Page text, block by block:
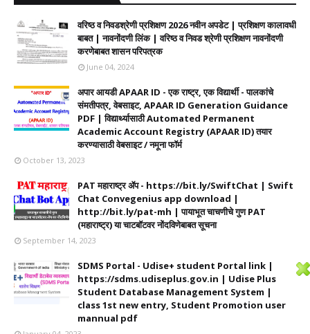
वरिष्ठ व निवडश्रेणी प्रशिक्षण 2026 नवीन अपडेट | प्रशिक्षण कालावधी‌
बाबत | नावनोंदणी लिंक | वरिष्ठ व निवड श्रेणी प्रशिक्षण नावनोंदणी
करणेबाबत शासन परिपत्रक
June 04, 2024
अपार आयडी APAAR ID - एक राष्ट्र, एक विद्यार्थी - पालकांचे
संमतीपत्र, वेबसाइट, APAAR ID Generation Guidance
PDF | विद्यार्थ्यासाठी Automated Permanent
Academic Account Registry (APAAR ID) तयार
करण्यासाठी वेबसाइट / नमूना फॉर्म
October 13, 2023
PAT महाराष्ट्र ॲप - https://bit.ly/SwiftChat | Swift
Chat Convegenius app download |
http://bit.ly/pat-mh | पायाभूत चाचणीचे गुण PAT
(महाराष्ट्र) या चाटबॉटवर नोंदविणेबाबत सूचना
September 14, 2023
SDMS Portal - Udise+ student Portal link |
https://sdms.udiseplus.gov.in | Udise Plus
Student Database Management System |
class 1st new entry, Student Promotion user
mannual pdf